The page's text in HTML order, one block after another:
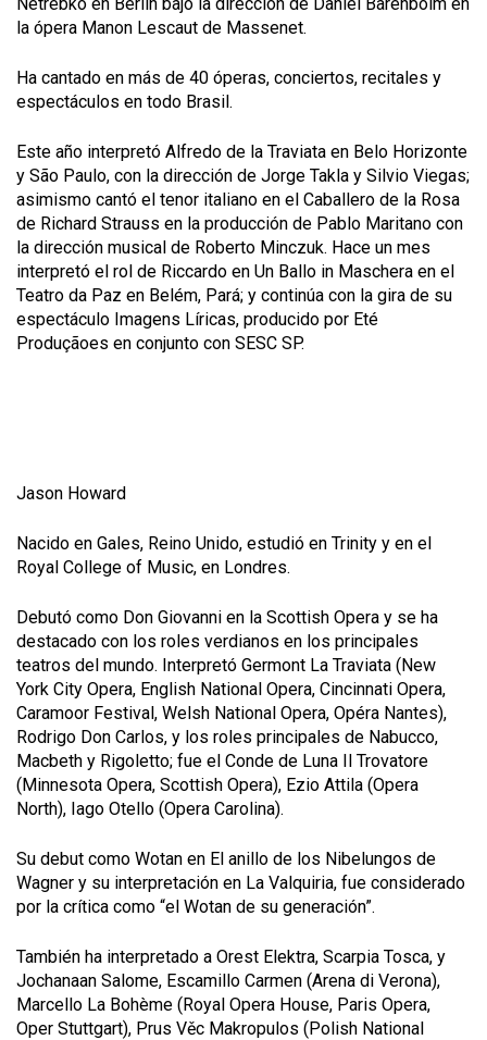
la ópera Manon Lescaut de Massenet.
Ha cantado en más de 40 óperas, conciertos, recitales y
espectáculos en todo Brasil.
Este año interpretó Alfredo de la Traviata en Belo Horizonte
y São Paulo, con la dirección de Jorge Takla y Silvio Viegas;
asimismo cantó el tenor italiano en el Caballero de la Rosa
de Richard Strauss en la producción de Pablo Maritano con
la dirección musical de Roberto Minczuk. Hace un mes
interpretó el rol de Riccardo en Un Ballo in Maschera en el
Teatro da Paz en Belém, Pará; y continúa con la gira de su
espectáculo Imagens Líricas, producido por Eté
Produçãoes en conjunto con SESC SP.
Jason Howard
Nacido en Gales, Reino Unido, estudió en Trinity y en el
Royal College of Music, en Londres.
Debutó como Don Giovanni en la Scottish Opera y se ha
destacado con los roles verdianos en los principales
teatros del mundo. Interpretó Germont La Traviata (New
York City Opera, English National Opera, Cincinnati Opera,
Caramoor Festival, Welsh National Opera, Opéra Nantes),
Rodrigo Don Carlos, y los roles principales de Nabucco,
Macbeth y Rigoletto; fue el Conde de Luna Il Trovatore
(Minnesota Opera, Scottish Opera), Ezio Attila (Opera
North), Iago Otello (Opera Carolina).
Su debut como Wotan en El anillo de los Nibelungos de
Wagner y su interpretación en La Valquiria, fue considerado
por la crítica como “el Wotan de su generación”.
También ha interpretado a Orest Elektra, Scarpia Tosca, y
Jochanaan Salome, Escamillo Carmen (Arena di Verona),
Marcello La Bohème (Royal Opera House, Paris Opera,
Oper Stuttgart), Prus Věc Makropulos (Polish National